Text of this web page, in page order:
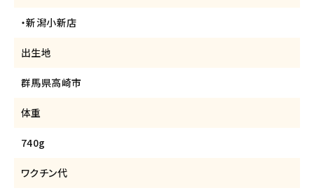
・新潟小新店
出生地
群馬県高崎市
体重
740g
ワクチン代